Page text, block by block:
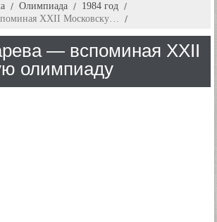
Олимпиада
1984 год
XXII Московску…
— вспоминая XXII
олимпиаду